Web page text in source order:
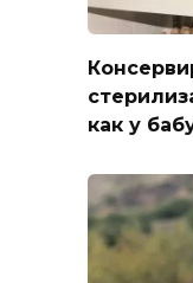
как у